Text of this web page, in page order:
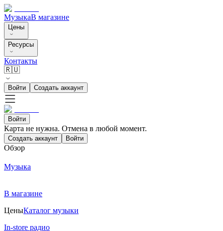
МузыкаВ магазине
Цены
Ресурсы
Контакты
🇷🇺
Войти Создать аккаунт
Войти
Карта не нужна. Отмена в любой момент.
Создать аккаунт Войти
Обзор
Музыка
В магазине
ЦеныКаталог музыки
In-store радио